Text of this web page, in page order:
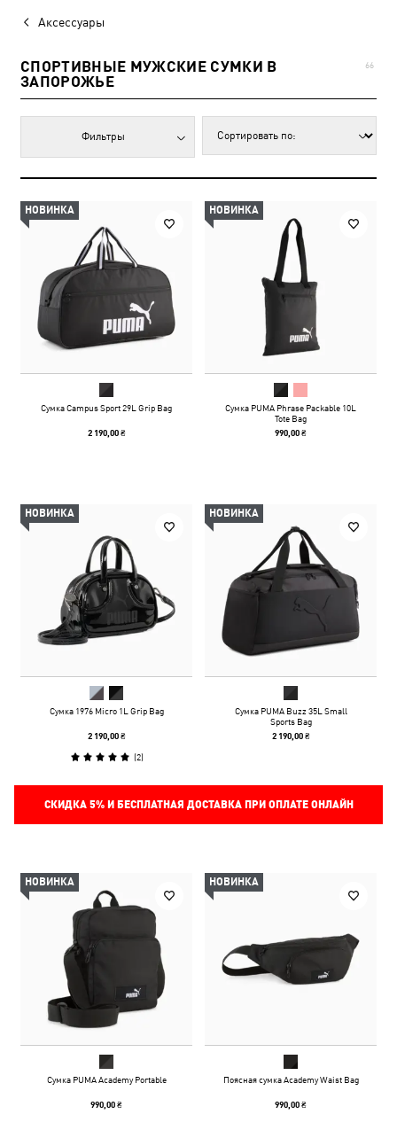
Аксессуары
СПОРТИВНЫЕ МУЖСКИЕ СУМКИ В
ЗАПОРОЖЬЕ
66
Фильтры
НОВИНКА
Сумка Campus Sport 29L Grip Bag
2 190,00 ₴
НОВИНКА
Сумка PUMA Phrase Packable 10L
Tote Bag
990,00 ₴
НОВИНКА
Сумка 1976 Micro 1L Grip Bag
2 190,00 ₴
(2)
НОВИНКА
Сумка PUMA Buzz 35L Small
Sports Bag
2 190,00 ₴
СКИДКА 5%И БЕСПЛАТНАЯ ДОСТАВКА ПРИ ОПЛАТЕ ОНЛАЙН
НОВИНКА
Сумка PUMA Academy Portable
990,00 ₴
НОВИНКА
Поясная сумка Academy Waist Bag
990,00 ₴